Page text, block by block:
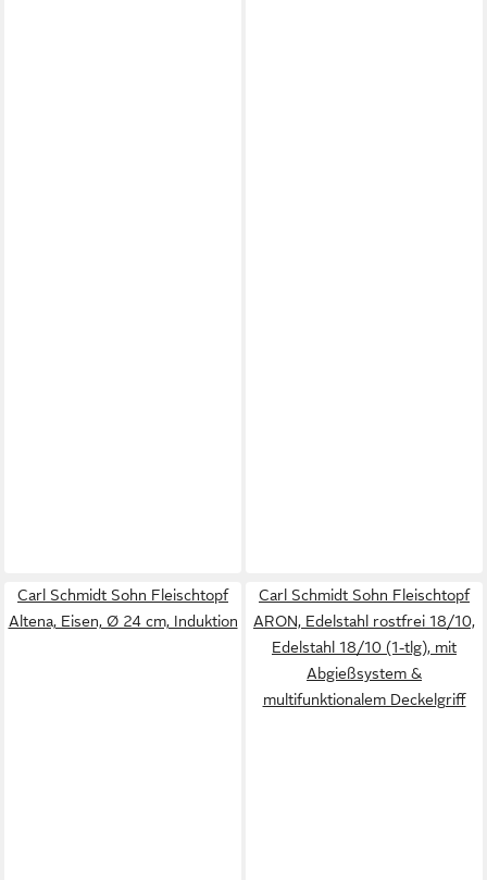
Carl Schmidt Sohn Fleischtopf
Altena, Eisen, Ø 24 cm, Induktion
Carl Schmidt Sohn Fleischtopf
ARON, Edelstahl rostfrei 18/10,
Edelstahl 18/10 (1-tlg), mit
Abgießsystem &
multifunktionalem Deckelgriff